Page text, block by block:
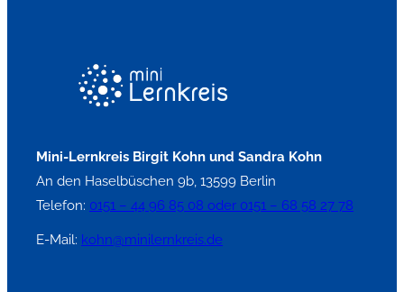
Hause und geben Einzelnachhilfe. Auf Wunsch können
unsere Nachhilfelehrer auch in Kleingruppen an Berlinern
Schulen eingesetzt werden.
Mini-Lernkreis Birgit Kohn und Sandra Kohn
An den Haselbüschen 9b, 13599 Berlin
Telefon: 0151 – 44 96 85 08 oder 0151 – 68 58 27 78
E-Mail: kohn@minilernkreis.de